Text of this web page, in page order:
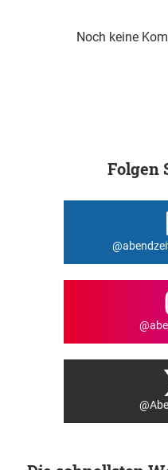
Noch keine
Folgen